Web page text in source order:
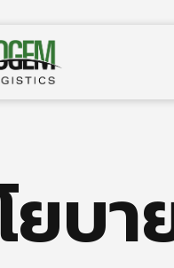
ยวกับเรา
การของเ
ยบ